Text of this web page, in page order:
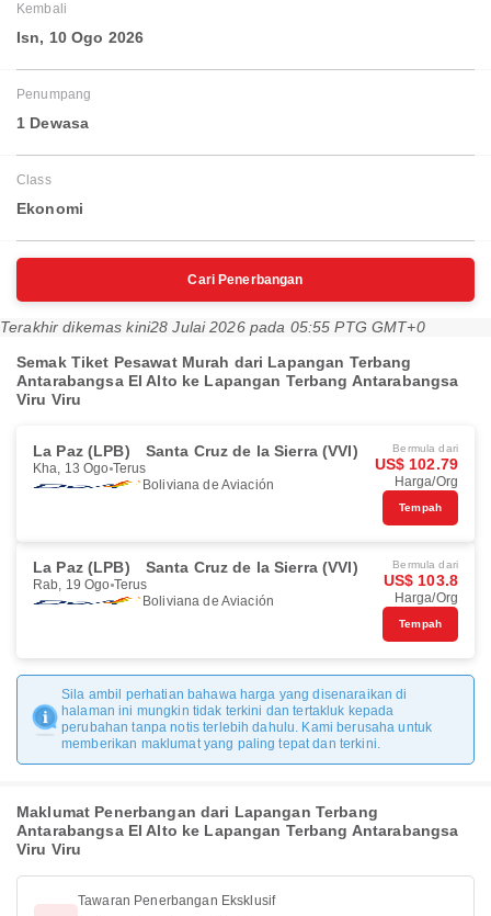
Kembali
Isn, 10 Ogo 2026
Penumpang
1 Dewasa
Class
Ekonomi
Cari Penerbangan
Terakhir dikemas kini28 Julai 2026 pada 05:55 PTG GMT+0
Semak Tiket Pesawat Murah dari Lapangan Terbang
Antarabangsa El Alto ke Lapangan Terbang Antarabangsa
Viru Viru
La Paz (LPB) Santa Cruz de la Sierra (VVI)
Kha, 13 Ogo Terus
Boliviana de Aviación
Bermula dari
US$ 102.79
Harga/Org
Tempah
La Paz (LPB) Santa Cruz de la Sierra (VVI)
Rab, 19 Ogo Terus
Boliviana de Aviación
Bermula dari
US$ 103.8
Harga/Org
Tempah
Sila ambil perhatian bahawa harga yang disenaraikan di
halaman ini mungkin tidak terkini dan tertakluk kepada
perubahan tanpa notis terlebih dahulu. Kami berusaha untuk
memberikan maklumat yang paling tepat dan terkini.
Maklumat Penerbangan dari Lapangan Terbang
Antarabangsa El Alto ke Lapangan Terbang Antarabangsa
Viru Viru
Tawaran Penerbangan Eksklusif